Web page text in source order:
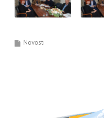
Novosti